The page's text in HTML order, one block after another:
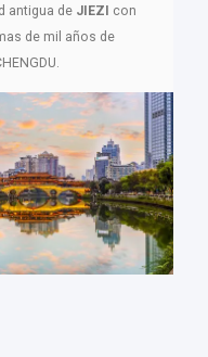
antigua de JIEZI con
de mil años de